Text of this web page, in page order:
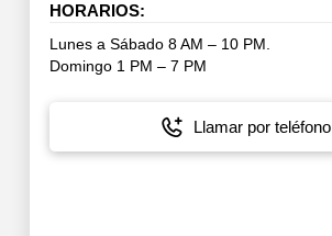
HORARIOS:
Lunes a Sábado 8 AM – 10 PM.
Domingo 1 PM – 7 PM
Llamar por teléfono